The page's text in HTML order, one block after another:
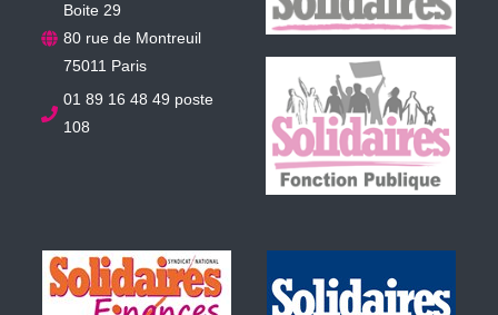
Boite 29
80 rue de Montreuil
75011 Paris
01 89 16 48 49 poste
108